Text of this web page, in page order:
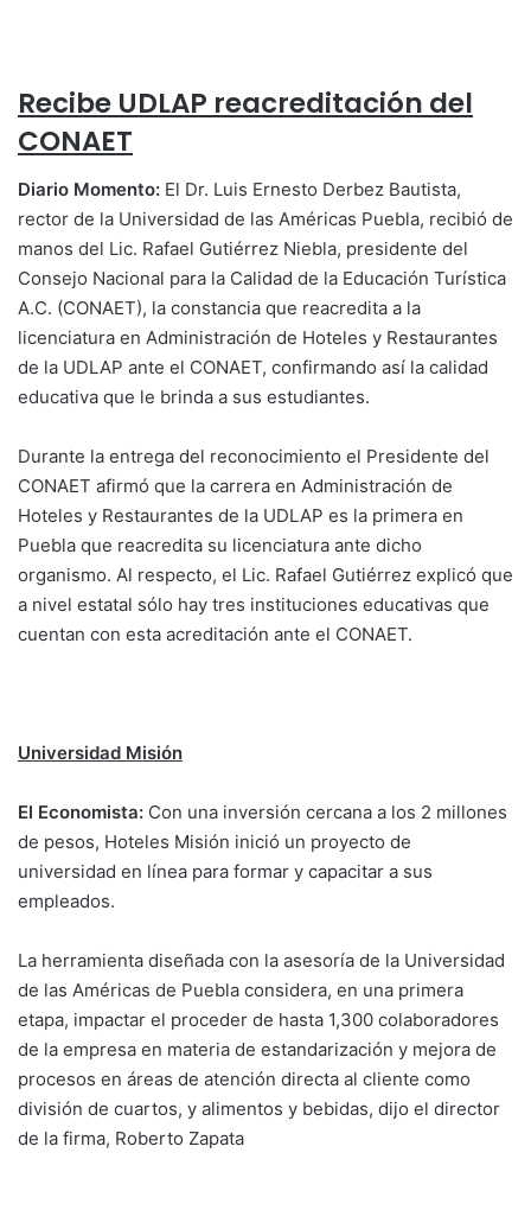
Recibe UDLAP reacreditación del
CONAET
Diario Momento: El Dr. Luis Ernesto Derbez Bautista,
rector de la Universidad de las Américas Puebla, recibió de
manos del Lic. Rafael Gutiérrez Niebla, presidente del
Consejo Nacional para la Calidad de la Educación Turística
A.C. (CONAET), la constancia que reacredita a la
licenciatura en Administración de Hoteles y Restaurantes
de la UDLAP ante el CONAET, confirmando así la calidad
educativa que le brinda a sus estudiantes.
Durante la entrega del reconocimiento el Presidente del
CONAET afirmó que la carrera en Administración de
Hoteles y Restaurantes de la UDLAP es la primera en
Puebla que reacredita su licenciatura ante dicho
organismo. Al respecto, el Lic. Rafael Gutiérrez explicó que
a nivel estatal sólo hay tres instituciones educativas que
cuentan con esta acreditación ante el CONAET.
Universidad Misión
El Economista: Con una inversión cercana a los 2 millones
de pesos, Hoteles Misión inició un proyecto de
universidad en línea para formar y capacitar a sus
empleados.
La herramienta diseñada con la asesoría de la Universidad
de las Américas de Puebla considera, en una primera
etapa, impactar el proceder de hasta 1,300 colaboradores
de la empresa en materia de estandarización y mejora de
procesos en áreas de atención directa al cliente como
división de cuartos, y alimentos y bebidas, dijo el director
de la firma, Roberto Zapata